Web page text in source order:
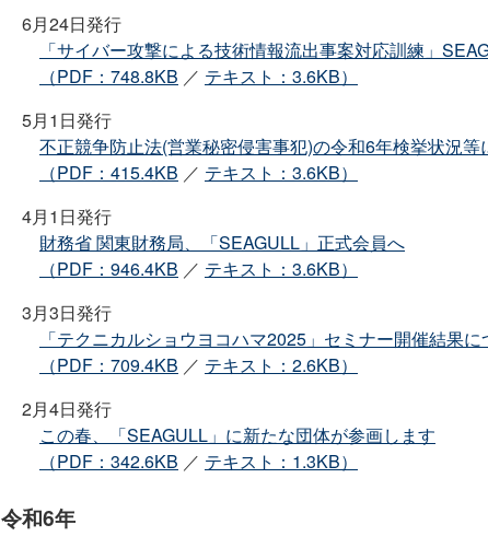
6月24日発行
「サイバー攻撃による技術情報流出事案対応訓練」
（PDF：748.8KB ／ テキスト：3.6KB）
5月1日発行
不正競争防止法(営業秘密侵害事犯)の令和6年検挙状況等
（PDF：415.4KB ／ テキスト：3.6KB）
4月1日発行
財務省 関東財務局、「SEAGULL」正式会員へ
（PDF：946.4KB ／ テキスト：3.6KB）
3月3日発行
「テクニカルショウヨコハマ2025」セミナー開催結果に
（PDF：709.4KB ／ テキスト：2.6KB）
2月4日発行
この春、「SEAGULL」に新たな団体が参画します
（PDF：342.6KB ／ テキスト：1.3KB）
令和6年